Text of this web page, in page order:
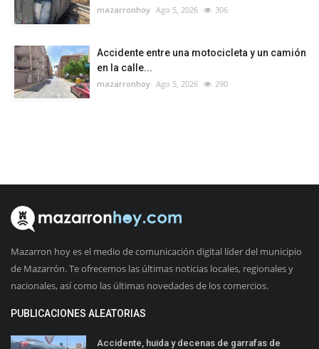
mazarronhoy Ago 5, 2026 306
Accidente entre una motocicleta y un camión
en la calle...
mazarronhoy Ago 5, 2026 290
Mazarron hoy es el medio de comunicación digital líder del municipio
de Mazarrón. Te ofrecemos las últimas noticias locales, regionales y
nacionales, así como las últimas novedades de los comercios.
PUBLICACIONES ALEATORIAS
Accidente, huida y decenas de garrafas de